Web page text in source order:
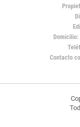
Domicilio:
Contacto